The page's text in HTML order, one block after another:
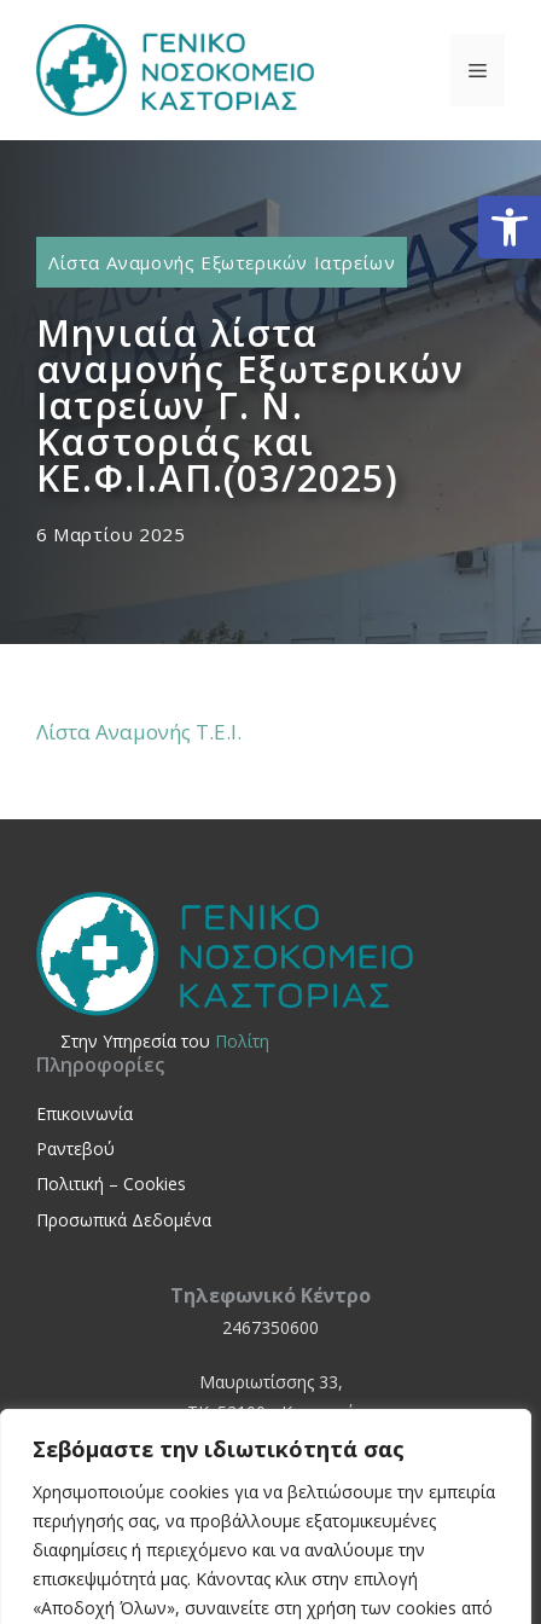
Σεβόμαστε την ιδιωτικότητά σας
Χρησιμοποιούμε cookies για να βελτιώσουμε την εμπειρία
περιήγησής σας, να προβάλλουμε εξατομικευμένες
διαφημίσεις ή περιεχόμενο και να αναλύουμε την
επισκεψιμότητά μας. Κάνοντας κλικ στην επιλογή
«Αποδοχή Όλων», συναινείτε στη χρήση των cookies από
περιεχόμενο
Λίστα Αναμονής Εξωτερικών Ιατρείων
Μηνιαία λίστα
αναμονής Εξωτερικών
Ιατρείων Γ. Ν.
Καστοριάς και
ΚΕ.Φ.Ι.ΑΠ.(03/2025)
6 Μαρτίου 2025
Λίστα Αναμονής Τ.Ε.Ι.
Στην Yπηρεσία του Πολίτη
Πληροφορίες
Επικοινωνία
Ραντεβού
Πολιτική – Cookies
Προσωπικά Δεδομένα
Τηλεφωνικό Κέντρο
2467350600
Μαυριωτίσσης 33,
ΤΚ. 52100 - Καστοριά